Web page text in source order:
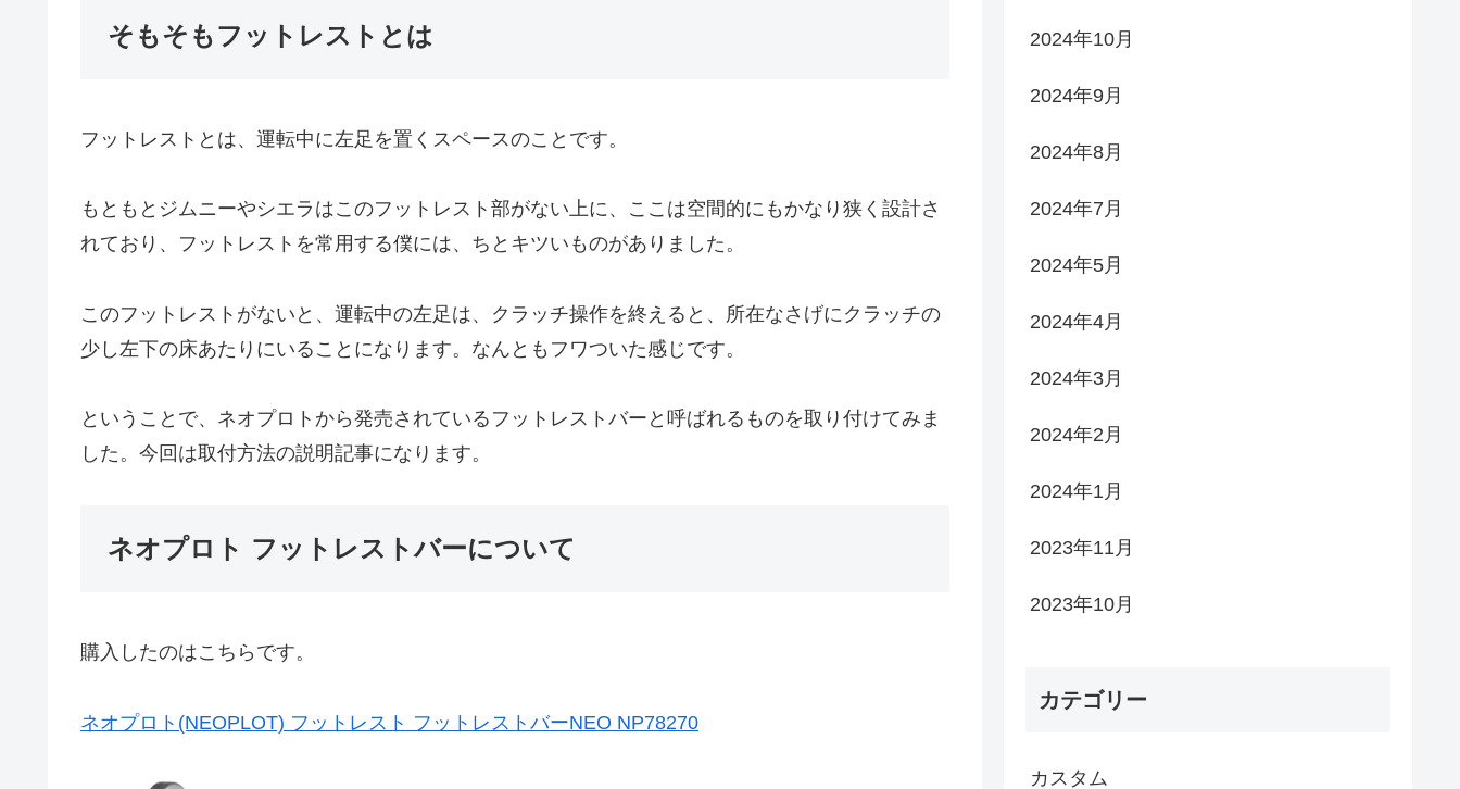
そもそもフットレストとは
フットレストとは、運転中に左足を置くスペースのことです。
もともとジムニーやシエラはこのフットレスト部がない上に、ここは空間的にもかなり狭く設計さ
れており、フットレストを常用する僕には、ちとキツいものがありました。
このフットレストがないと、運転中の左足は、クラッチ操作を終えると、所在なさげにクラッチの
少し左下の床あたりにいることになります。なんともフワついた感じです。
ということで、ネオプロトから発売されているフットレストバーと呼ばれるものを取り付けてみま
した。今回は取付方法の説明記事になります。
ネオプロト フットレストバーについて
購入したのはこちらです。
ネオプロト(NEOPLOT) フットレスト フットレストバーNEO NP78270
2024年10月
2024年9月
2024年8月
2024年7月
2024年5月
2024年4月
2024年3月
2024年2月
2024年1月
2023年11月
2023年10月
カテゴリー
カスタム